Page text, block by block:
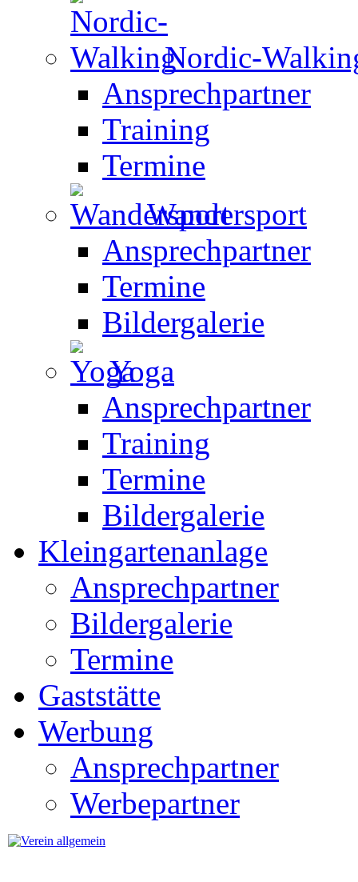
Nordic-
Ansprechpartner
Training
Termine
Wandersport
Ansprechpartner
Termine
Bildergalerie
Yoga
Ansprechpartner
Training
Termine
Bildergalerie
Kleingartenanlage
Ansprechpartner
Bildergalerie
Termine
Gaststätte
Werbung
Ansprechpartner
Werbepartner